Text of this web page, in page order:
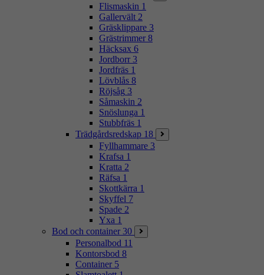
Flismaskin 1
Gallervält 2
Gräsklippare 3
Grästrimmer 8
Häcksax 6
Jordborr 3
Jordfräs 1
Lövblås 8
Röjsåg 3
Såmaskin 2
Snöslunga 1
Stubbfräs 1
Trädgårdsredskap 18
Fyllhammare 3
Krafsa 1
Kratta 2
Räfsa 1
Skottkärra 1
Skyffel 7
Spade 2
Yxa 1
Bod och container 30
Personalbod 11
Kontorsbod 8
Container 5